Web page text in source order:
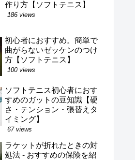
作り方【ソフトテニス】
186 views
初心者におすすめ。簡単で
曲がらないゼッケンのつけ
方【ソフトテニス】
100 views
ソフトテニス初心者におす
すめのガットの豆知識【硬
さ・テンション・張替えタ
イミング】
67 views
ラケットが折れたときの対
処法 - おすすめの保険を紹